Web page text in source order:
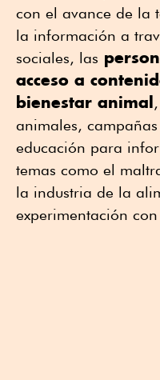
con el avance de la
la información a
sociales, las
acceso a
bienestar animal
animales,
educación para
temas como el
la industria de la
experimentación